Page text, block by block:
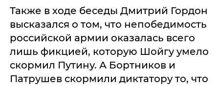
Также в ходе беседы Дмитрий Гордон
высказался о том, что непобедимость
российской армии оказалась всего
лишь фикцией, которую Шойгу умело
скормил Путину. А Бортников и
Патрушев скормили диктатору то, что